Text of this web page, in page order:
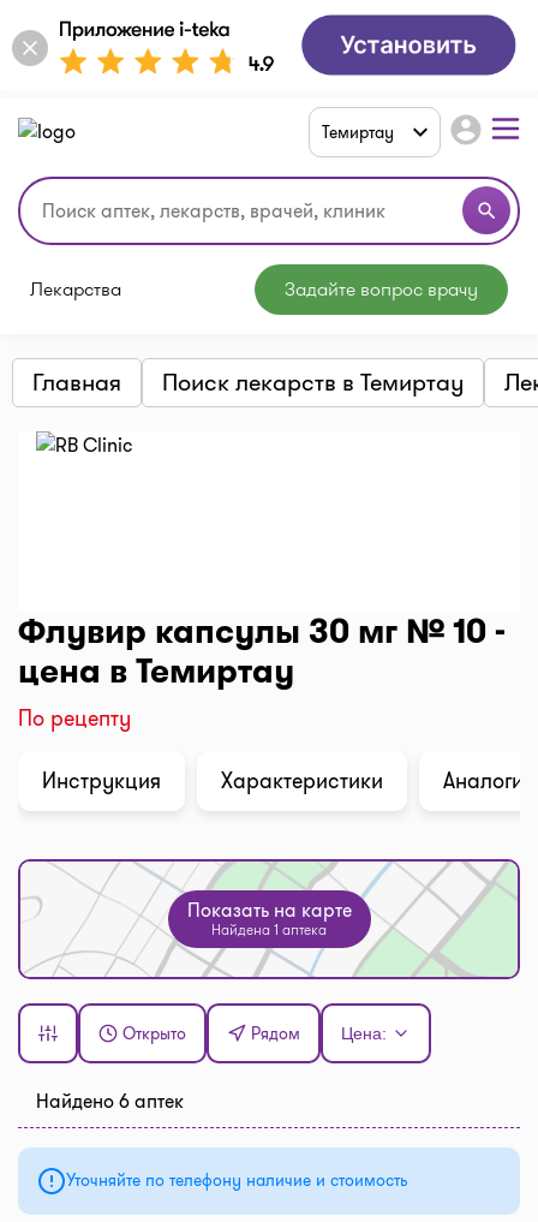
search
Темиртау account_circle
Лекарства Задайте вопрос врачу
Главная Поиск лекарств в Темиртау
Флувир капсулы 30 мг № 10 -
цена в Темиртау
По рецепту
Инструкция
Характеристики Аналоги
Показать на карте
Найдена 1 аптека
Открыто Рядом Цена:
Найдено 6 аптек
Уточняйте по телефону наличие и стоимость